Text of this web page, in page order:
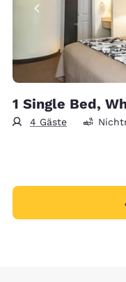
1 Single Bed,
4 Gäste